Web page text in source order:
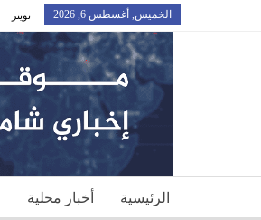
الخميس, أغسطس 6, 2026 تويتر
الرئيسية أخبار محلية